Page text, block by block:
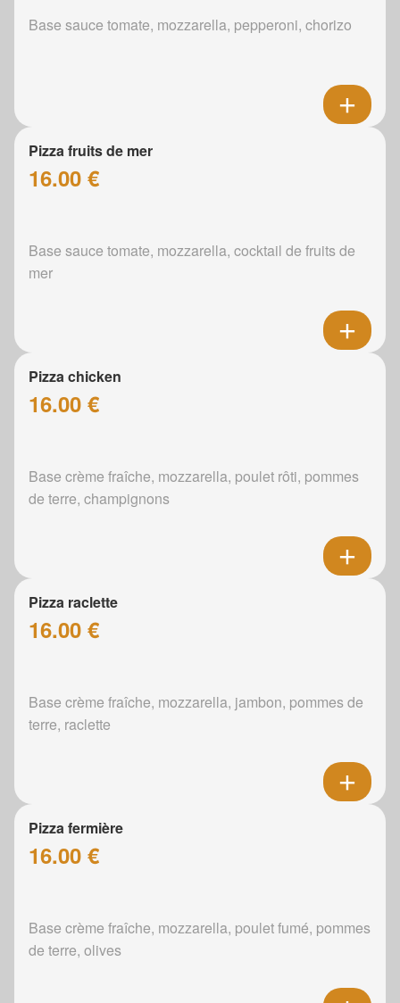
Base sauce tomate, mozzarella, pepperoni, chorizo
Pizza fruits de mer
16.00 €
Base sauce tomate, mozzarella, cocktail de fruits de
mer
Pizza chicken
16.00 €
Base crème fraîche, mozzarella, poulet rôti, pommes
de terre, champignons
Pizza raclette
16.00 €
Base crème fraîche, mozzarella, jambon, pommes de
terre, raclette
Pizza fermière
16.00 €
Base crème fraîche, mozzarella, poulet fumé, pommes
de terre, olives